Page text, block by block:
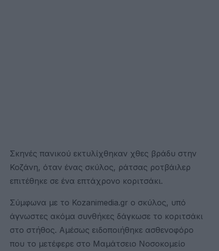
Σκηνές πανικού εκτυλίχθηκαν χθες βράδυ στην
Κοζάνη, όταν ένας σκύλος, ράτσας ροτβάιλερ
επιτέθηκε σε ένα επτάχρονο κοριτσάκι.
Σύμφωνα με το Kozanimedia.gr ο σκύλος, υπό
άγνωστες ακόμα συνθήκες δάγκωσε το κοριτσάκι
στο στήθος. Αμέσως ειδοποιήθηκε ασθενοφόρο
που το μετέφερε στο Μαμάτσειο Νοσοκομείο